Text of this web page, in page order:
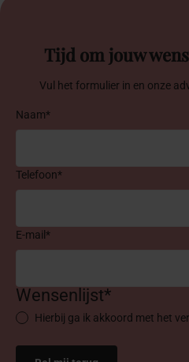
Tijd om jouw
Vul het formulier in en onze
Naam*
Telefoon*
E-mail*
Wensenlijst*
Hierbij ga ik akkoord met het